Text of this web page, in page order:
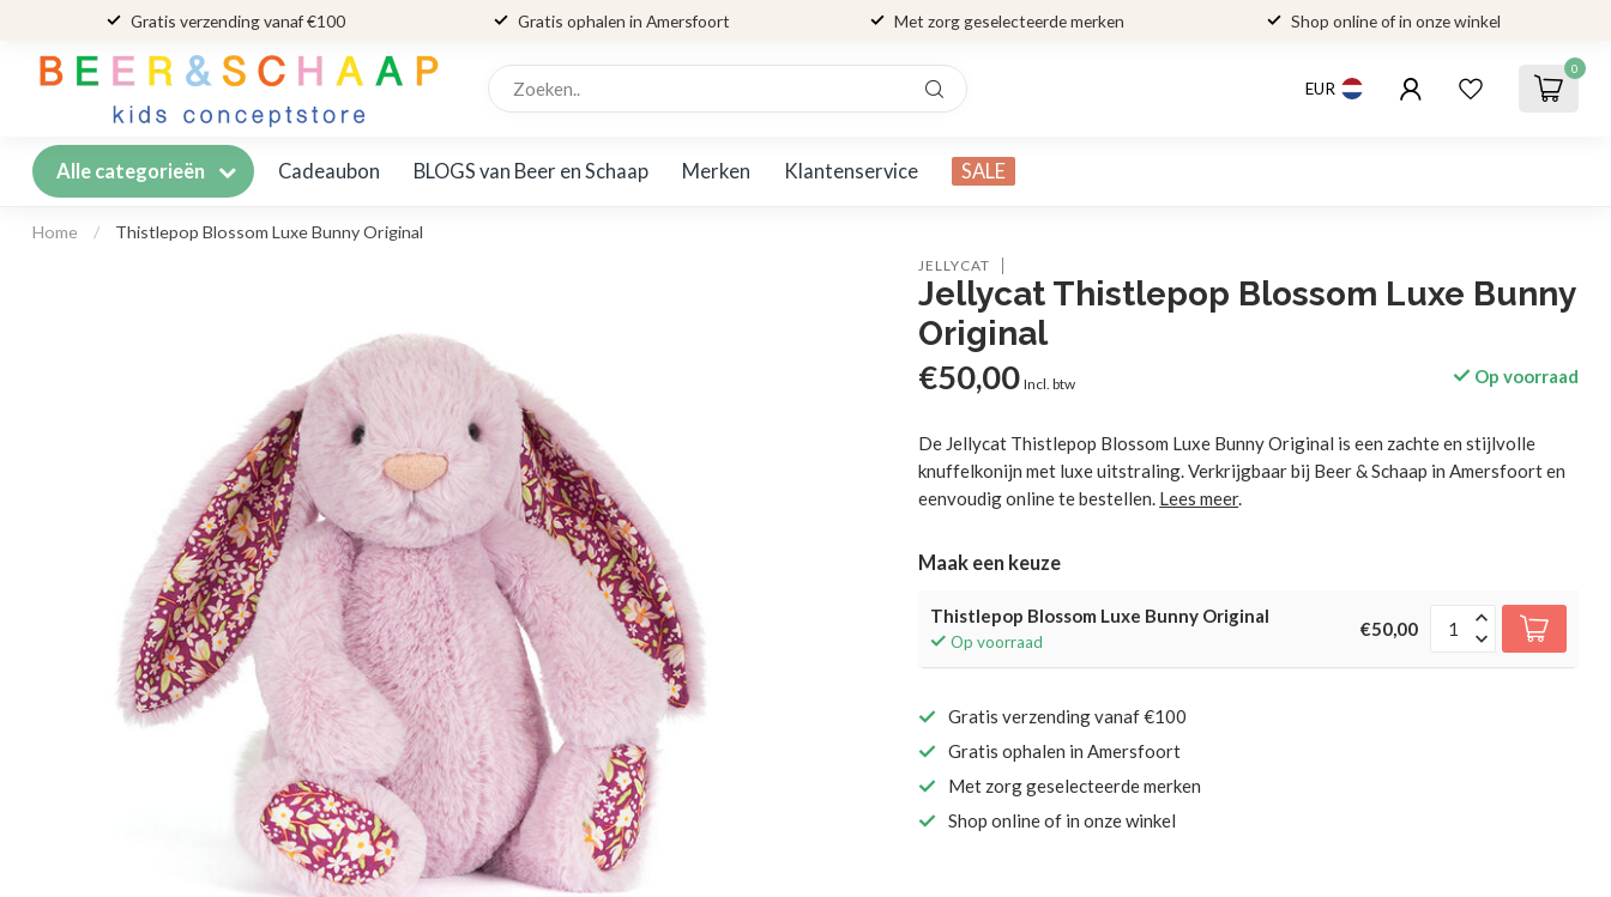
Gratis verzending vanaf €100 Gratis ophalen in Amersfoort Met zorg geselecteerde merken Shop online of in onze winkel
EUR
0
Alle categorieën Cadeaubon BLOGS van Beer en Schaap Merken Klantenservice SALE
Home / Thistlepop Blossom Luxe Bunny Original
JELLYCAT
Jellycat Thistlepop Blossom Luxe Bunny
Original
€50,00 Incl. btw Op voorraad
De Jellycat Thistlepop Blossom Luxe Bunny Original is een zachte en stijlvolle
knuffelkonijn met luxe uitstraling. Verkrijgbaar bij Beer & Schaap in Amersfoort en
eenvoudig online te bestellen. Lees meer.
Maak een keuze
Thistlepop Blossom Luxe Bunny Original
Op voorraad
€50,00
Gratis verzending vanaf €100
Gratis ophalen in Amersfoort
Met zorg geselecteerde merken
Shop online of in onze winkel